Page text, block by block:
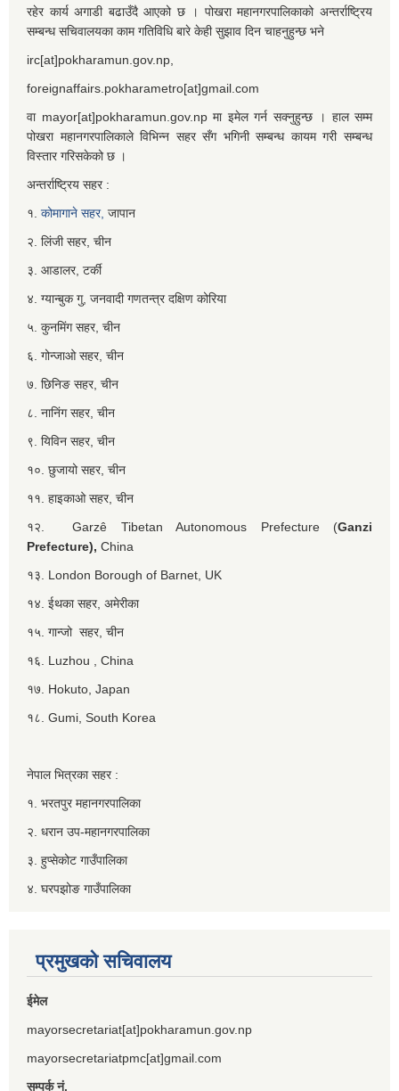
रहेर कार्य अगाडी बढाउँदै आएको छ । पोखरा महानगरपालिकाको अन्तर्राष्ट्रिय
सम्बन्ध सचिवालयका काम गतिविधि बारे केही सुझाव दिन चाहनुहुन्छ भने
irc[at]pokharamun.gov.np,
foreignaffairs.pokharametro[at]gmail.com
वा mayor[at]pokharamun.gov.np मा इमेल गर्न सक्नुहुन्छ । हाल सम्म
पोखरा महानगरपालिकाले विभिन्न सहर सँग भगिनी सम्बन्ध कायम गरी सम्बन्ध
विस्तार गरिसकेको छ ।
अन्तर्राष्ट्रिय सहर :
१. कोमागाने सहर, जापान
२. लिंजी सहर, चीन
३. आडालर, टर्की
४. ग्यान्बुक गु, जनवादी गणतन्त्र दक्षिण कोरिया
५. कुनमिंग सहर, चीन
६. गोन्जाओ सहर, चीन
७. छिनिङ सहर, चीन
८. नानिंग सहर, चीन
९. यिविन सहर, चीन
१०. छुजायो सहर, चीन
११. हाइकाओ सहर, चीन
१२. Garzê Tibetan Autonomous Prefecture (Ganzi
Prefecture), China
१३. London Borough of Barnet, UK
१४. ईथका सहर, अमेरीका
१५. गान्जो सहर, चीन
१६. Luzhou , China
१७. Hokuto, Japan
१८. Gumi, South Korea
नेपाल भित्रका सहर :
१. भरतपुर महानगरपालिका
२. धरान उप-महानगरपालिका
३. हुप्सेकोट गाउँपालिका
४. घरपझोङ गाउँपालिका
प्रमुखको सचिवालय
ईमेल
mayorsecretariat[at]pokharamun.gov.np
mayorsecretariatpmc[at]gmail.com
सम्पर्क नं.